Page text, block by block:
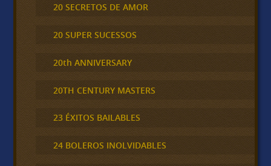
20 SECRETOS DE AMOR
20 SUPER SUCESSOS
20th ANNIVERSARY
20TH CENTURY MASTERS
23 ÉXITOS BAILABLES
24 BOLEROS INOLVIDABLES